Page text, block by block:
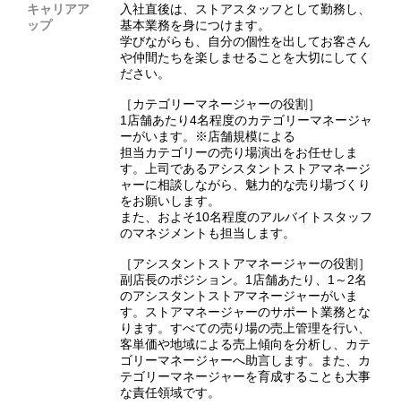
キャリアア
ップ
入社直後は、ストアスタッフとして勤務し、
基本業務を身につけます。
学びながらも、自分の個性を出してお客さん
や仲間たちを楽しませることを大切にしてく
ださい。
［カテゴリーマネージャーの役割］
1店舗あたり4名程度のカテゴリーマネージャ
ーがいます。※店舗規模による
担当カテゴリーの売り場演出をお任せしま
す。上司であるアシスタントストアマネージ
ャーに相談しながら、魅力的な売り場づくり
をお願いします。
また、およそ10名程度のアルバイトスタッフ
のマネジメントも担当します。
［アシスタントストアマネージャーの役割］
副店長のポジション。1店舗あたり、1～2名
のアシスタントストアマネージャーがいま
す。ストアマネージャーのサポート業務とな
ります。すべての売り場の売上管理を行い、
客単価や地域による売上傾向を分析し、カテ
ゴリーマネージャーへ助言します。また、カ
テゴリーマネージャーを育成することも大事
な責任領域です。